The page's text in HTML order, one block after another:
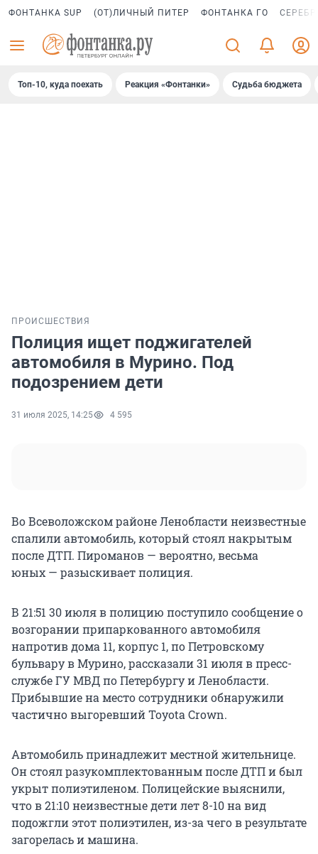
ФОНТАНКА SUP (ОТ)ЛИЧНЫЙ ПИТЕР ФОНТАНКА ГО
Топ-10, куда поехать Реакция «Фонтанки» Судьба бюджета
ПРОИСШЕСТВИЯ
Полиция ищет поджигателей
автомобиля в Мурино. Под
подозрением дети
31 июля 2025, 14:25 4 595
Во Всеволожском районе Ленобласти неизвестные
спалили автомобиль, который стоял накрытым
после ДТП. Пироманов — вероятно, весьма
юных — разыскивает полиция.
В 21:51 30 июля в полицию поступило сообщение о
возгорании припаркованного автомобиля
напротив дома 11, корпус 1, по Петровскому
бульвару в Мурино, рассказали 31 июля в пресс-
службе ГУ МВД по Петербургу и Ленобласти.
Прибывшие на место сотрудники обнаружили
частично выгоревший Toyota Crown.
Автомобиль принадлежит местной жительнице.
Он стоял разукомплектованным после ДТП и был
укрыт полиэтиленом. Полицейские выяснили,
что в 21:10 неизвестные дети лет 8-10 на вид
подожгли этот полиэтилен, из-за чего в результате
загорелась и машина.